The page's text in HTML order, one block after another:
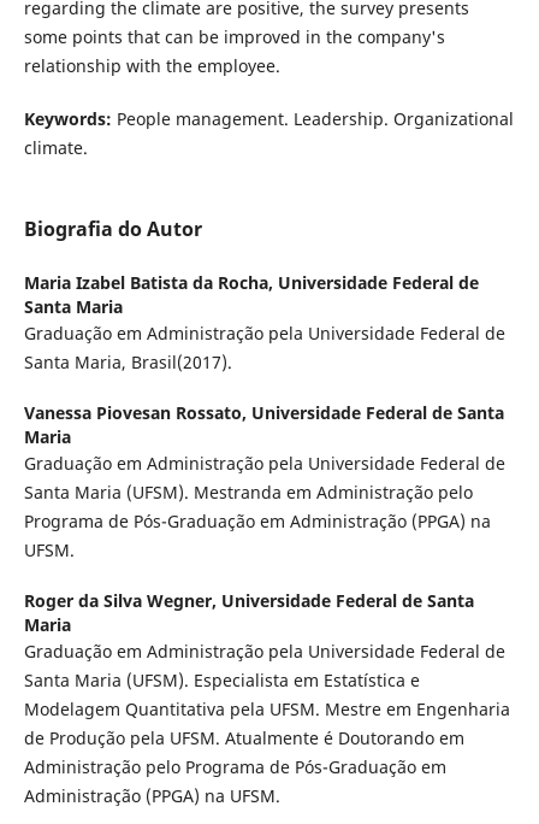
regarding the climate are positive, the survey presents
some points that can be improved in the company's
relationship with the employee.
Keywords: People management. Leadership. Organizational
climate.
Biografia do Autor
Maria Izabel Batista da Rocha, Universidade Federal de
Santa Maria
Graduação em Administração pela Universidade Federal de
Santa Maria, Brasil(2017).
Vanessa Piovesan Rossato, Universidade Federal de Santa
Maria
Graduação em Administração pela Universidade Federal de
Santa Maria (UFSM). Mestranda em Administração pelo
Programa de Pós-Graduação em Administração (PPGA) na
UFSM.
Roger da Silva Wegner, Universidade Federal de Santa
Maria
Graduação em Administração pela Universidade Federal de
Santa Maria (UFSM). Especialista em Estatística e
Modelagem Quantitativa pela UFSM. Mestre em Engenharia
de Produção pela UFSM. Atualmente é Doutorando em
Administração pelo Programa de Pós-Graduação em
Administração (PPGA) na UFSM.